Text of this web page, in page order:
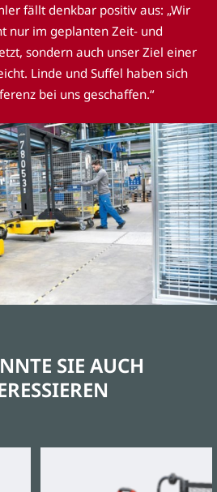
fällt denkbar positiv aus: „Wir
nur im geplanten Zeit- und
sondern auch unser Ziel einer
Linde und Suffel haben sich
bei uns geschaffen.“
SIE AUCH